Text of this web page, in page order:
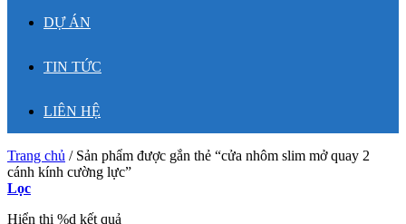
DỰ ÁN
TIN TỨC
LIÊN HỆ
Trang chủ /Sản phẩm được gắn thẻ “cửa nhôm slim mở quay 2
cánh kính cường lực”
Lọc
Hiển thị %d kết quả